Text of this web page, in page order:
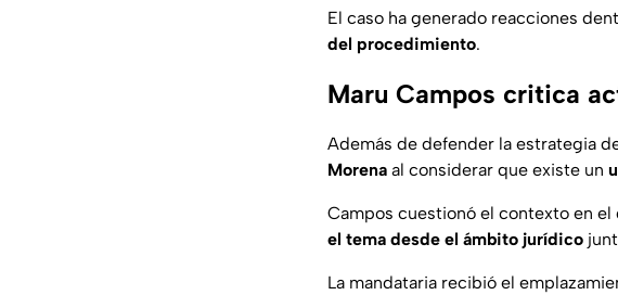
El caso ha generado reacciones
del procedimiento.
Maru Campos critica
Además de defender la estrategia
Morena al considerar que existe un
Campos cuestionó el contexto en
el tema desde el ámbito jurídico
La mandataria recibió el